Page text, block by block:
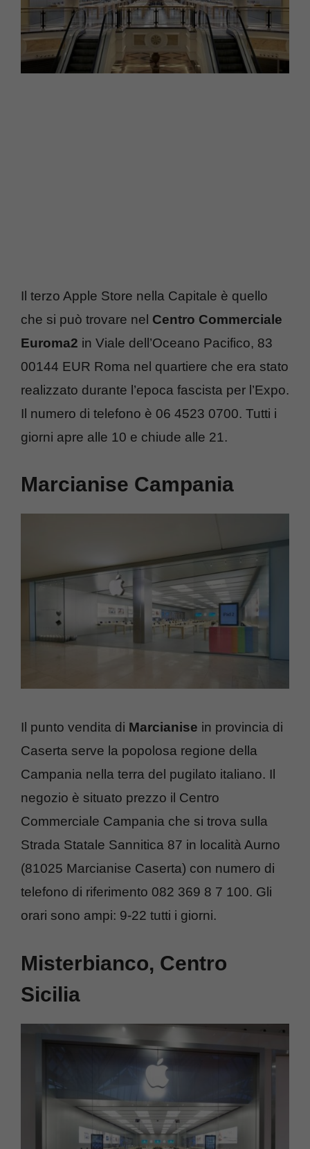
Il terzo Apple Store nella Capitale è quello
che si può trovare nel Centro Commerciale
Euroma2 in Viale dell’Oceano Pacifico, 83
00144 EUR Roma nel quartiere che era stato
realizzato durante l’epoca fascista per l’Expo.
Il numero di telefono è 06 4523 0700. Tutti i
giorni apre alle 10 e chiude alle 21.
Marcianise Campania
Il punto vendita di Marcianise in provincia di
Caserta serve la popolosa regione della
Campania nella terra del pugilato italiano. Il
negozio è situato prezzo il Centro
Commerciale Campania che si trova sulla
Strada Statale Sannitica 87 in località Aurno
(81025 Marcianise Caserta) con numero di
telefono di riferimento 082 369 8 7 100. Gli
orari sono ampi: 9-22 tutti i giorni.
Misterbianco, Centro
Sicilia